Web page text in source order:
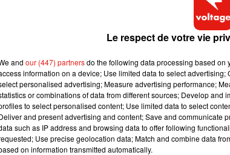
5% du rayon fromage des grandes surfaces.
la raclette, les Français ont d'abord plébisicité les
et convivial est très apprécié ! Viennent ensuite
Le respect de votre vie
and our (447) partnersdo the following data processing based on
information on a device; Use limited data to select
personalised advertising; Measure advertising performance;
or combinations of data from different sources; Develop
to select personalised content; Use limited data to select
and present advertising and content; Save and communicate
such as IP address and browsing data to offer following
Use precise geolocation data; Match and combine data
on information transmitted automatically.